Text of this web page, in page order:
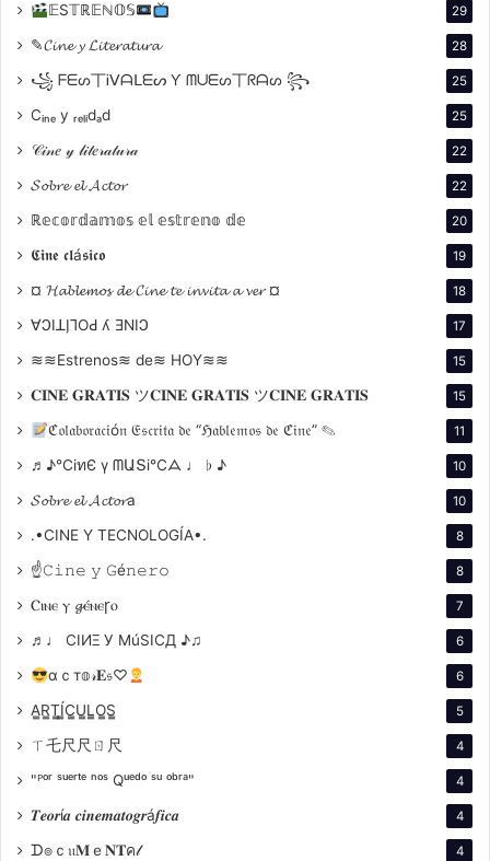
Manina Aguirre
Joel Alonso Quírico
Fernando Solórzano
Lali Carhuavilca
Torpedo Soria
Luciano Cáceres
Dirección:Eduardo Pinto
Guion:Gabriel Macías, Natalia Torres y Eduardo
Pinto
Producción General:
Producción:
Luz Solórzano y Eduardo Pinto
Dirección de Fotografía:
(ADF) y Germán Costantino (ADF)
Dirección de Arte:
𝔼S𝕋ℝ𝔼ℕ𝕆𝕊 29
✎𝓒𝓲𝓷𝓮 𝔂 𝓛𝓲𝓽𝓮𝓻𝓪𝓽𝓾𝓻𝓪 28
꧁ ᖴᗴᔕ丅Ꭵᐯᗩᒪᗴᔕ Ƴ ᗰᑌᗴᔕ丅ᖇᗩᔕ ꧂ 25
Cᵢₙₑ y ᵣₑₗᵢdₐd 25
𝒞𝒾𝓃𝑒 𝓎 𝓁𝒾𝓉𝑒𝓇𝒶𝓉𝓊𝓇𝒶 22
𝓢𝓸𝓫𝓻𝓮 𝓮𝓵 𝓐𝓬𝓽𝓸𝓻 22
ℝ𝕖𝕔𝕠𝕣𝕕𝕒𝕞𝕠𝕤 𝕖𝕝 𝕖𝕤𝕥𝕣𝕖𝕟𝕠 𝕕𝕖 20
𝕮𝖎𝖓𝖊 𝖈𝖑á𝖘𝖎𝖈𝖔 19
¤ 𝓗𝓪𝓫𝓵𝓮𝓶𝓸𝓼 𝓭𝓮 𝓒𝓲𝓷𝓮 𝓽𝓮 𝓲𝓷𝓿𝓲𝓽𝓪 𝓪 𝓿𝓮𝓻 ¤ 18
∀ϽIꓕI̗⅂OԀ ʎ ƎNIϽ 17
≋≋Estrenos≋ de≋ HOY≋≋ 15
𝐂𝐈𝐍𝐄 𝐆𝐑𝐀𝐓𝐈𝐒 ツ𝐂𝐈𝐍𝐄 𝐆𝐑𝐀𝐓𝐈𝐒 ツ𝐂𝐈𝐍𝐄 𝐆𝐑𝐀𝐓𝐈𝐒 15
ℭ𝔬𝔩𝔞𝔟𝔬𝔯𝔞𝔠𝔦ó𝔫 𝔈𝔰𝔠𝔯𝔦𝔱𝔞 𝔡𝔢 “ℌ𝔞𝔟𝔩𝔢𝔪𝔬𝔰 𝔡𝔢 ℭ𝔦𝔫𝔢” ✎ 11
♬♪℃іทЄ ү ᗰԱՏі℃ᗋ ♩ ♭ ♪ 10
𝓢𝓸𝓫𝓻𝓮 𝓮𝓵 𝓐𝓬𝓽𝓸𝓻a 10
.•CINE Y TECNOLOGÍA•. 8
☝𝙲𝚒𝚗𝚎 𝚢 𝙶é𝚗𝚎𝚛𝚘 8
Ⲥⲓⲛⲉ ⲩ 𝓰ⲉ́ⲛⲉꞅⲟ 7
♬♩ CIИΞ У MúSICД ♪♫ 6
αｃт𝕠𝓇𝐄𝔰♡ 6
A̳R̳T̳Í̳C̳U̳L̳O̳S̳ 5
ㄒ乇尺尺ㄖ尺 4
"ᴾᵒʳ ˢᵘᵉʳᵗᵉ ⁿᵒˢ Qᵘᵉᵈᵒ ˢᵘ ᵒᵇʳᵃ" 4
𝑻𝒆𝒐𝒓í𝒂 𝒄𝒊𝒏𝒆𝒎𝒂𝒕𝒐𝒈𝒓á𝒇𝒊𝒄𝒂 4
ᗪ๏ｃ𝔲𝐌ｅ𝐍𝐓ค𝓁 4